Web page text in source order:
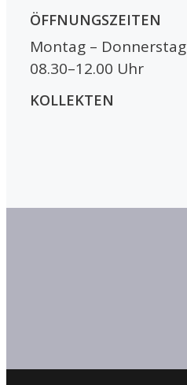
ÖFFNUNGSZEITEN
Montag – Donnerstag
08.30–12.00 Uhr
KOLLEKTEN